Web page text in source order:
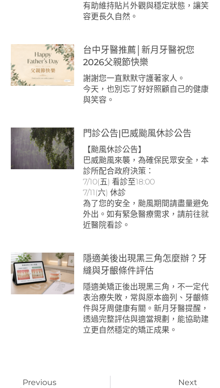
有助維持貼片外觀與穩定狀態，讓笑
容更長久自然。
台中牙醫推薦│新月牙醫祝您
2026父親節快樂
謝謝您一直默默守護著家人。
今天，也別忘了好好照顧自己的健康
與笑容。
門診公告|巴威颱風休診公告
【颱風休診公告】
巴威颱風來襲，為確保民眾安全，本
診所配合政府決策：
7/10(五) 看診至18:00
7/11(六) 休診
為了您的安全，颱風期間請盡量避免
外出。如有緊急醫療需求，請前往就
近醫院看診。
隱適美後出現黑三角怎麼辦？牙
縫與牙齦條件評估
隱適美矯正後出現黑三角，不一定代
表治療失敗，常與原本齒列、牙齦條
件與牙周健康有關。新月牙醫提醒，
透過完整評估與適當規劃，能協助建
立更自然穩定的矯正成果。
Previous Next